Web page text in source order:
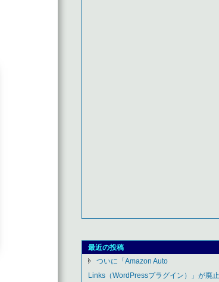
最近の投稿
ついに「Amazon Auto
Links（WordPressプラグイン）」が廃止